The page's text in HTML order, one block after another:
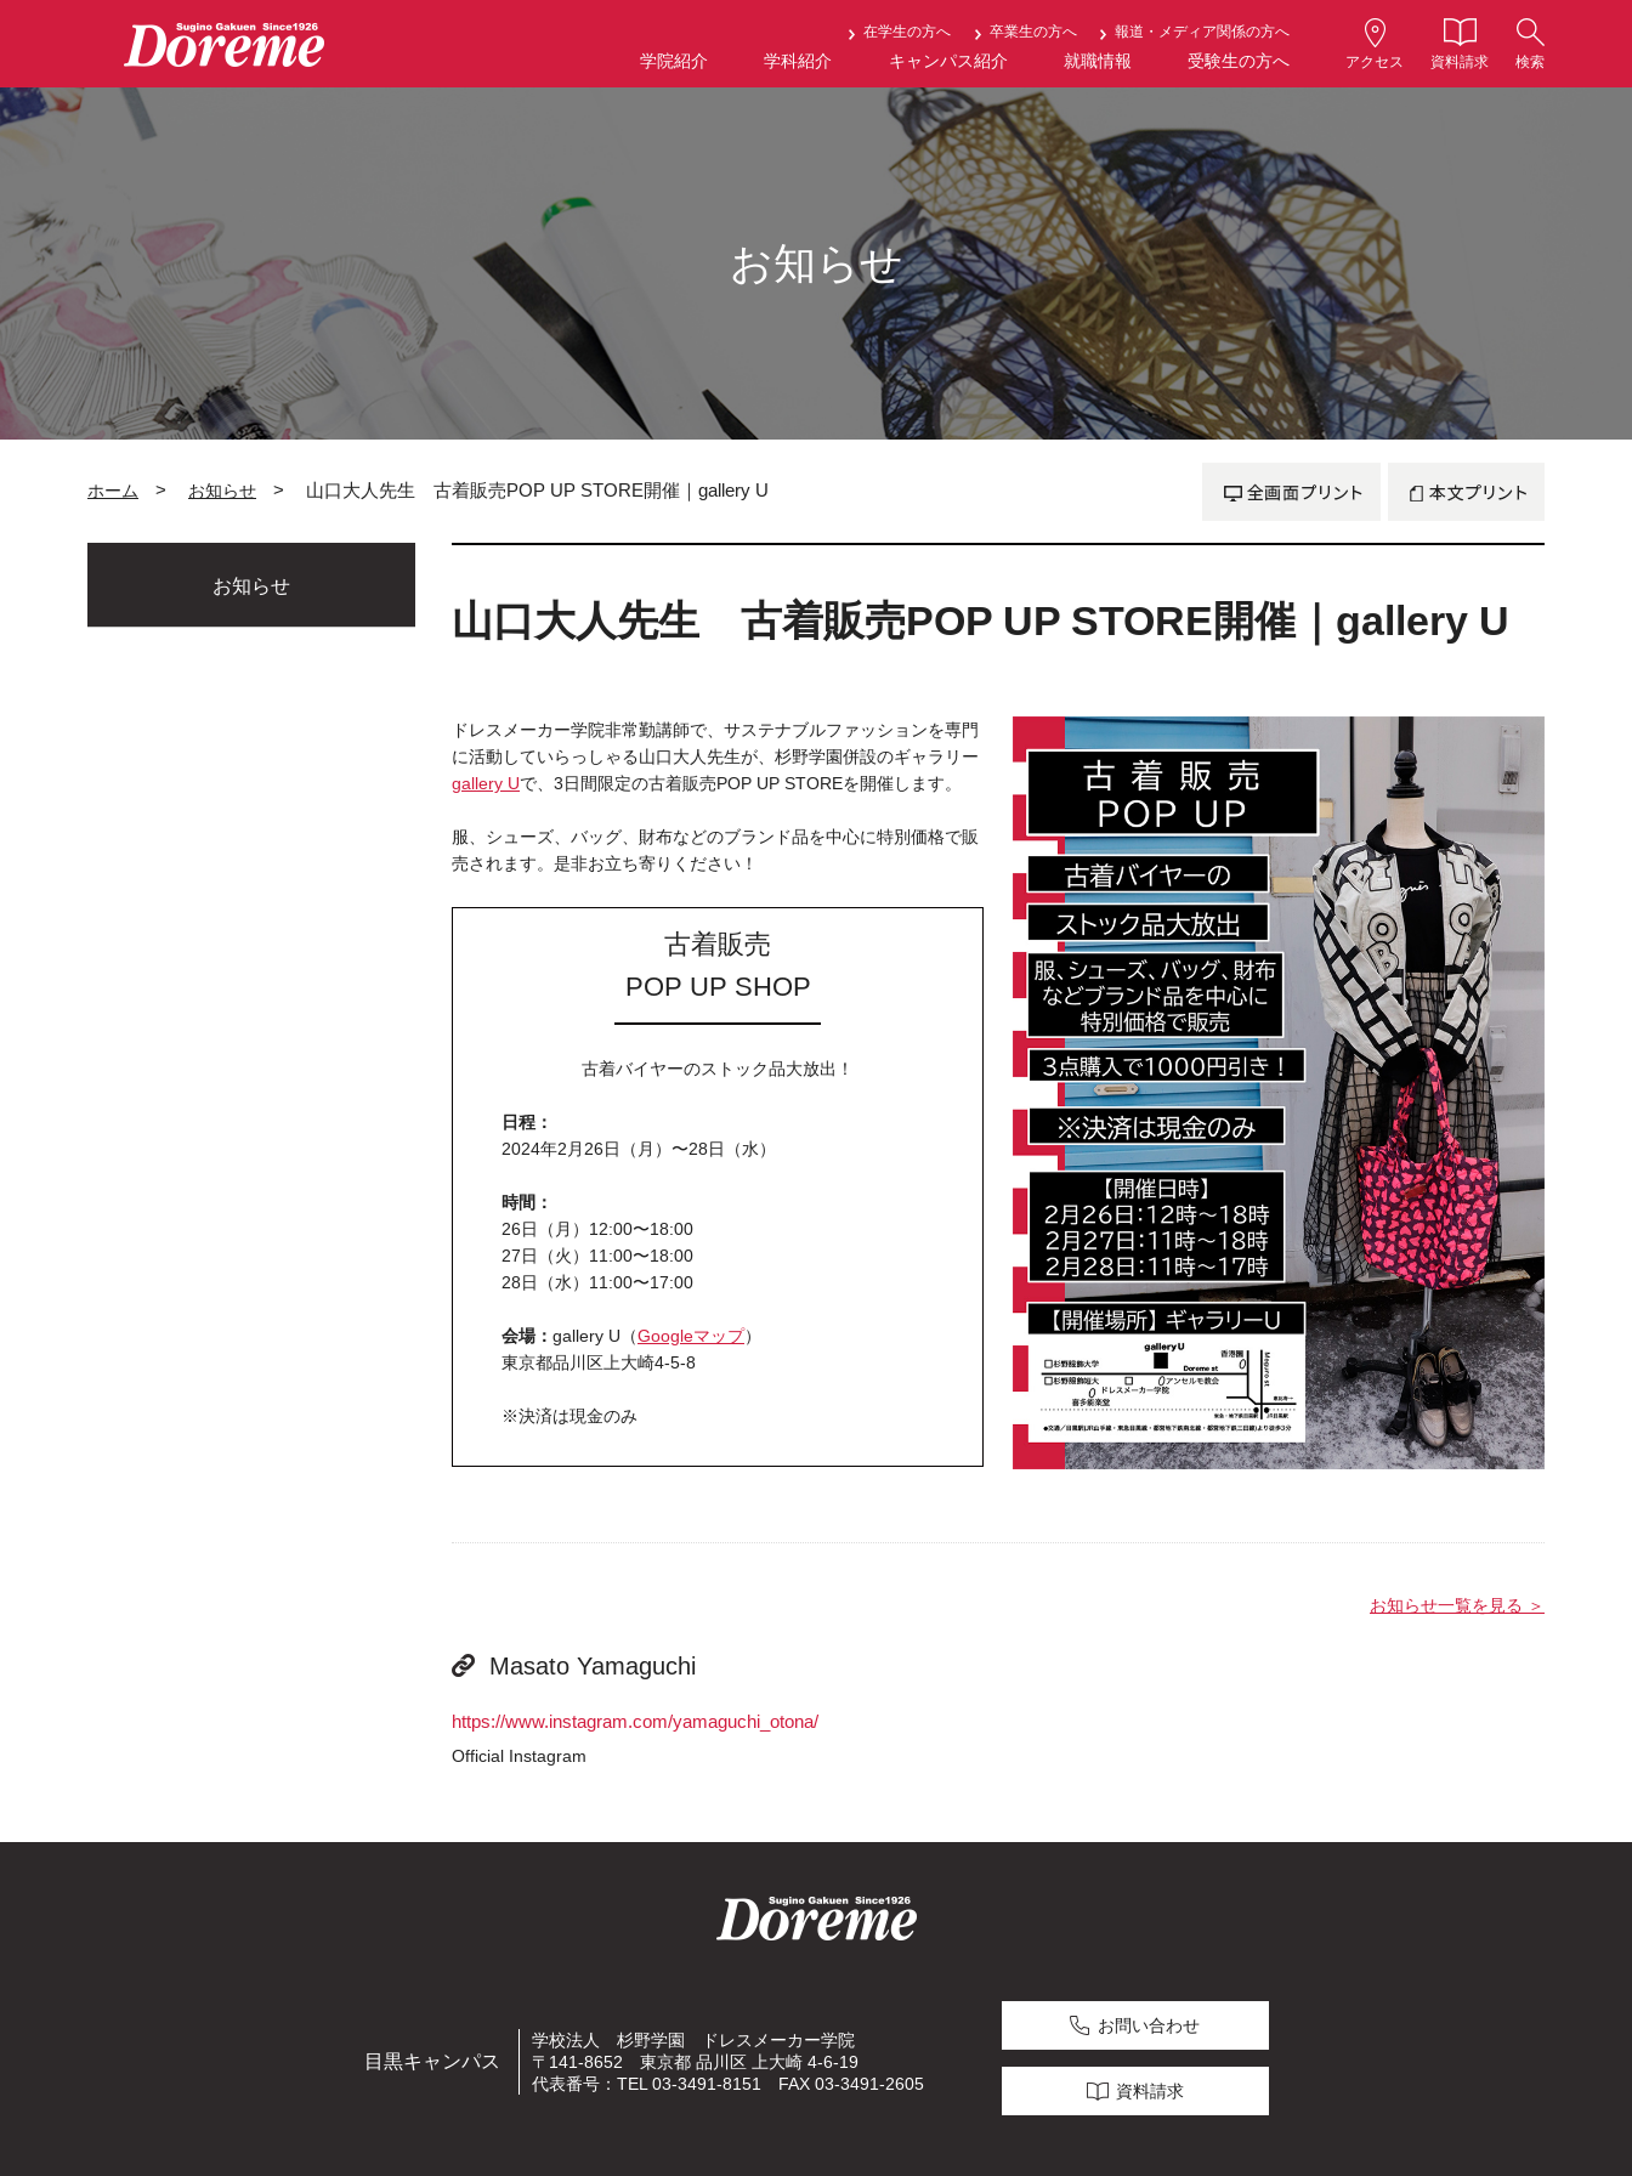
グ
ロ
ナ
ー
ョ
ン
本
文
ロ
ー
ビ
シ
ン
へ
フ
ッ
在学生の方へ 卒業生の方へ 報道・メディア関係の方へ
学院紹介 学科紹介 キャンパス紹介 就職情報 受験生の方へ アクセス 資料請求 検索
お知らせ
ホーム > お知らせ > 山口大人先生 古着販売POP UP STORE開催｜gallery U
山口大人先生 古着販売POP UP STORE開催｜gallery U
ドレスメーカー学院非常勤講師で、サステナブルファッションを専門
に活動していらっしゃる山口大人先生が、杉野学園併設のギャラリー
gallery Uで、3日間限定の古着販売POP UP STOREを開催します。
服、シューズ、バッグ、財布などのブランド品を中心に特別価格で販
売されます。是非お立ち寄りください！
古着販売
POP UP SHOP
古着バイヤーのストック品大放出！
日程：
2024年2月26日（月）〜28日（水）
時間：
26日（月）12:00〜18:00
27日（火）11:00〜18:00
28日（水）11:00〜17:00
会場： gallery U（Googleマップ）
東京都品川区上大崎4-5-8
※決済は現金のみ
お知らせ一覧を見る ＞
Masato Yamaguchi
https://www.instagram.com/yamaguchi_otona/
Official Instagram
お知らせ
目黒キャンパス
学校法人 杉野学園 ドレスメーカー学院
〒141-8652 東京都 品川区 上大崎 4-6-19
代表番号：TEL 03-3491-8151 FAX 03-3491-2605
お問い合わせ
資料請求